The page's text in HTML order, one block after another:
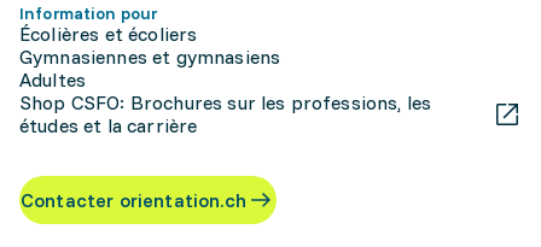
Information pour
Écolières et écoliers
Gymnasiennes et gymnasiens
Adultes
Shop CSFO: Brochures sur les professions, les
études et la carrière
Contacter orientation.ch